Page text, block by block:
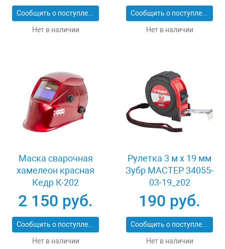
Сообщить о поступлении
Нет в наличии
Сообщить о поступлении
Нет в наличии
Маска сварочная
хамелеон красная
Кедр К-202
2 150 руб.
Сообщить о поступлении
Нет в наличии
Рулетка 3 м x 19 мм
Зубр МАСТЕР 34055-
03-19_z02
190 руб.
Сообщить о поступлении
Нет в наличии